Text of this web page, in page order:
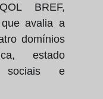
BREF,
avalia a
domínios
estado
sociais e